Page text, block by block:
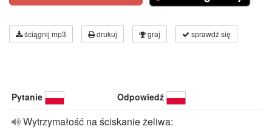
ściągnij mp3 drukuj graj sprawdź się
Pytanie Odpowiedź
Wytrzymałość na ściskanie żeliwa: